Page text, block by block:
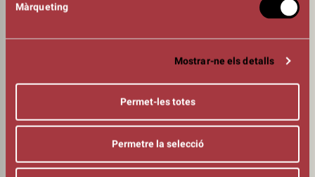
Màrqueting
Mostrar-ne els detalls
Permet-les totes
Permetre la selecció
Acta Extraordinària del 16 de juny
d'octubre
Acta Extraordinària del 20
d'octubre
desembre